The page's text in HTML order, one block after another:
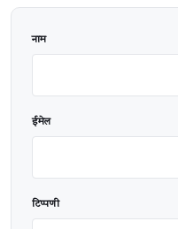
नाम
ईमेल
टिप्पणी